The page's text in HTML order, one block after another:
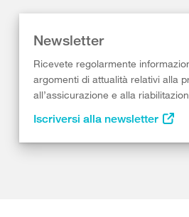
Newsletter
Ricevete regolarmente
argomenti di attualità relativi alla
all’assicurazione e alla
Iscriversi alla newsletter